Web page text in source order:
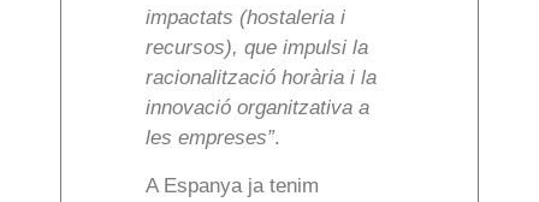
impactats (hostaleria i
recursos), que impulsi la
racionalització horària i la
innovació organitzativa a
les empreses”.
A Espanya ja tenim